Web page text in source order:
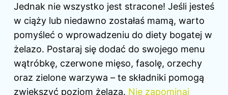
Jednak nie wszystko jest stracone! Jeśli jesteś
w ciąży lub niedawno zostałaś mamą, warto
pomyśleć o wprowadzeniu do diety bogatej w
żelazo. Postaraj się dodać do swojego menu
wątróbkę, czerwone mięso, fasolę, orzechy
oraz zielone warzywa – te składniki pomogą
zwiększyć poziom żelaza. Nie zapominaj